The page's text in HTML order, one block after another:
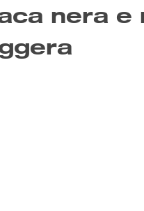
nera e